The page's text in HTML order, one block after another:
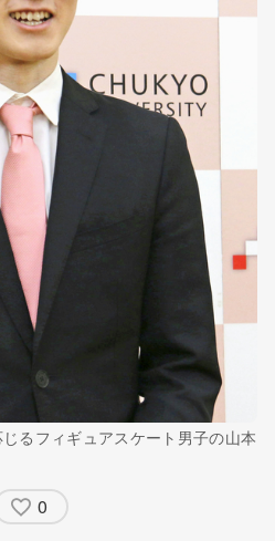
るフィギュアスケート男子の山本
0